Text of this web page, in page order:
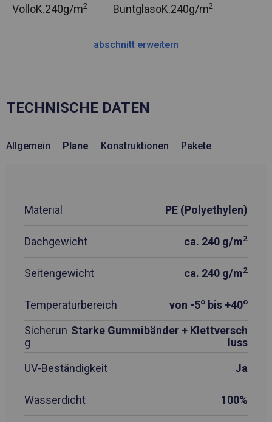
VolloK.240g/m2 BuntglasoK.240g/m2
abschnitt erweitern
TECHNISCHE DATEN
Allgemein Plane Konstruktionen Pakete
Material PE (Polyethylen)
Dachgewicht ca. 240 g/m2
Seitengewicht ca. 240 g/m2
Temperaturbereich von -5o bis +40o
Sicherun
g
Starke Gummibänder + Klettversch
luss
UV-Beständigkeit
Ja
Wasserdicht 100%